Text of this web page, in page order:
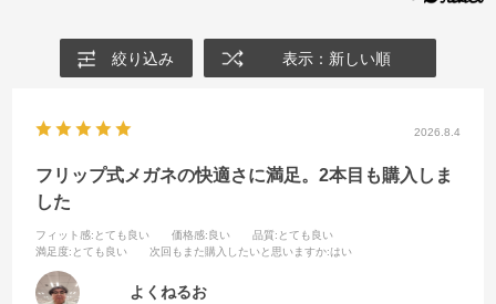
絞り込み 表示：新しい順
2026.8.4
フリップ式メガネの快適さに満足。2本目も購入しま
した
フィット感:とても良い 価格感:良い 品質:とても良い
満足度:とても良い 次回もまた購入したいと思いますか:はい
よくねるお